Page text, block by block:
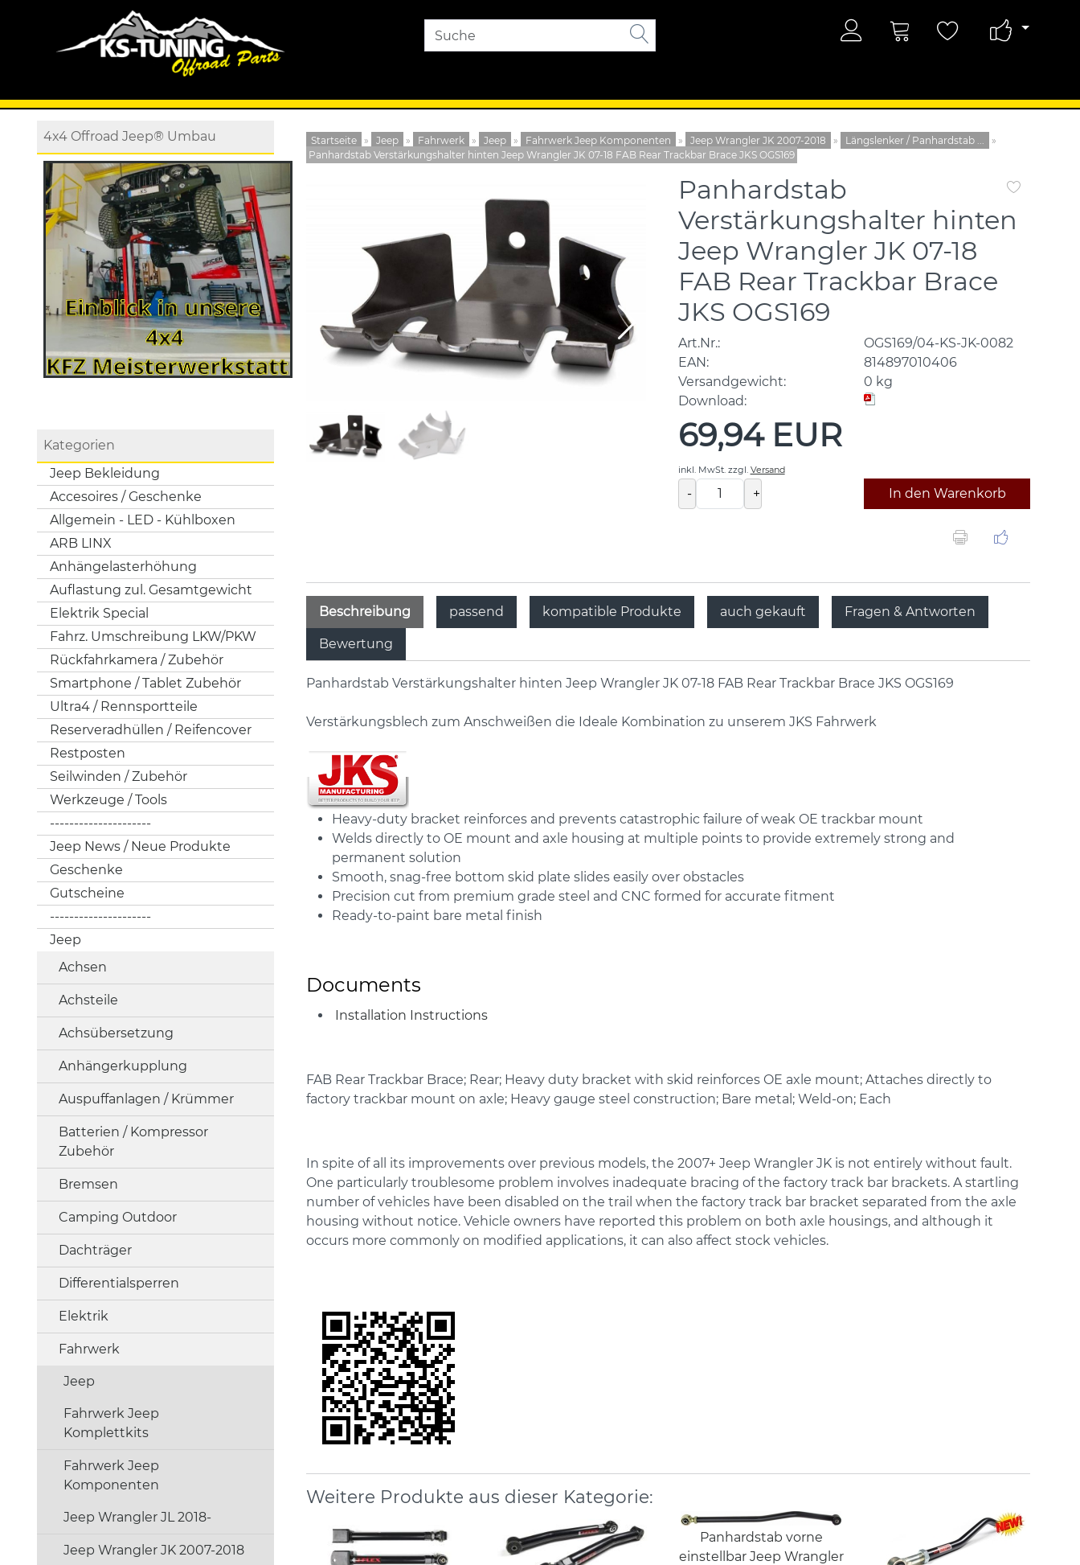
4x4 Offroad Jeep® Umbau
Kategorien
Jeep Bekleidung
Accesoires / Geschenke
Allgemein - LED - Kühlboxen
ARB LINX
Anhängelasterhöhung
Auflastung zul. Gesamtgewicht
Elektrik Special
Fahrz. Umschreibung LKW/PKW
Rückfahrkamera / Zubehör
Smartphone / Tablet Zubehör
Ultra4 / Rennsportteile
Reserveradhüllen / Reifencover
Restposten
Seilwinden / Zubehör
Werkzeuge / Tools
---------------------
Jeep News / Neue Produkte
Geschenke
Gutscheine
---------------------
Jeep
Achsen
Achsteile
Achsübersetzung
Anhängerkupplung
Auspuffanlagen / Krümmer
Batterien / Kompressor
Zubehör
Bremsen
Camping Outdoor
Dachträger
Differentialsperren
Elektrik
Fahrwerk
Jeep
Fahrwerk Jeep
Komplettkits
Fahrwerk Jeep
Komponenten
Jeep Wrangler JL 2018-
Jeep Wrangler JK 2007-2018
Startseite » Jeep » Fahrwerk » Jeep » Fahrwerk Jeep Komponenten » Jeep Wrangler JK 2007-2018 » Längslenker / Panhardstab ...
»
Panhardstab Verstärkungshalter hinten Jeep Wrangler JK 07-18 FAB Rear Trackbar Brace JKS OGS169
Panhardstab
Verstärkungshalter hinten
Jeep Wrangler JK 07-18
FAB Rear Trackbar Brace
JKS OGS169
Art.Nr.:
OGS169/04-KS-JK-0082
EAN:
814897010406
Versandgewicht:
0 kg
Download:
69,94 EUR
inkl. MwSt.zzgl. Versand
- + In den Warenkorb
Beschreibung passend kompatible Produkte auch gekauft Fragen & Antworten
Bewertung
Panhardstab Verstärkungshalter hinten Jeep Wrangler JK 07-18 FAB Rear Trackbar Brace JKS OGS169
Verstärkungsblech zum Anschweißen die Ideale Kombination zu unserem JKS Fahrwerk
Heavy-duty bracket reinforces and prevents catastrophic failure of weak OE trackbar mount
Welds directly to OE mount and axle housing at multiple points to provide extremely strong and
permanent solution
Smooth, snag-free bottom skid plate slides easily over obstacles
Precision cut from premium grade steel and CNC formed for accurate fitment
Ready-to-paint bare metal finish
Documents
Installation Instructions
FAB Rear Trackbar Brace; Rear; Heavy duty bracket with skid reinforces OE axle mount; Attaches directly to
factory trackbar mount on axle; Heavy gauge steel construction; Bare metal; Weld-on; Each
In spite of all its improvements over previous models, the 2007+ Jeep Wrangler JK is not entirely without fault.
One particularly troublesome problem involves inadequate bracing of the factory track bar brackets. A startling
number of vehicles have been disabled on the trail when the factory track bar bracket separated from the axle
housing without notice. Vehicle owners have reported this problem on both axle housings, and although it
occurs more commonly on modified applications, it can also affect stock vehicles.
Weitere Produkte aus dieser Kategorie:
Panhardstab vorne
einstellbar Jeep Wrangler